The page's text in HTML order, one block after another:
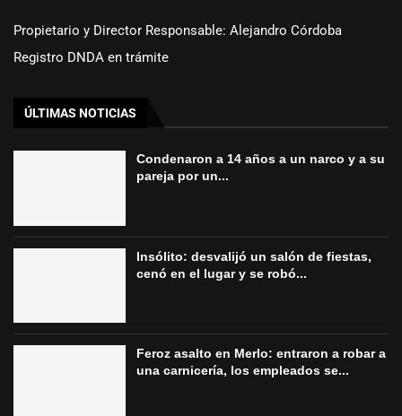
Propietario y Director Responsable: Alejandro Córdoba
Registro DNDA en trámite
ÚLTIMAS NOTICIAS
Condenaron a 14 años a un narco y a su
pareja por un...
Insólito: desvalijó un salón de fiestas,
cenó en el lugar y se robó...
Feroz asalto en Merlo: entraron a robar a
una carnicería, los empleados se...